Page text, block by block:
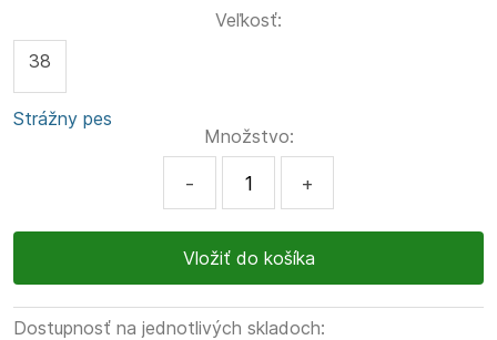
Veľkosť:
38
Strážny pes
Množstvo:
- +
Dostupnosť na jednotlivých skladoch: